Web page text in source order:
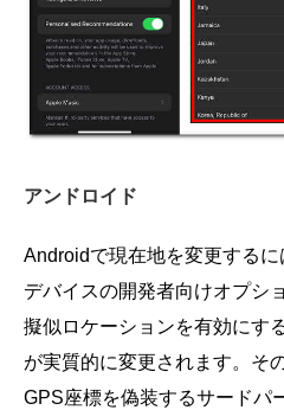
アンドロイド
Androidで現在地を変更する
デバイスの開発者向けオプシ
擬似ロケーションを有効にす
が実質的に変更されます。そ
GPS座標を偽装するサードパ